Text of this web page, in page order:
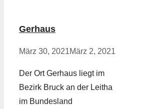
Gerhaus
März 30, 2021März 2, 2021
Der Ort Gerhaus liegt im
Bezirk Bruck an der Leitha
im Bundesland